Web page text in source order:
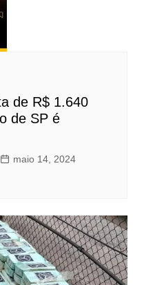
de R$ 1.640
de SP é
maio 14, 2024